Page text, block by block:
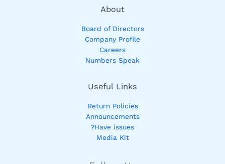
About
Board of Directors
Company Profile
Careers
Numbers Speak
Useful Links
Return Policies
Announcements
Have issues?
Media Kit